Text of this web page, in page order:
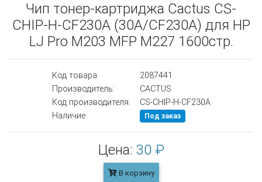
Чип тонер-картриджа Cactus CS-
CHIP-H-CF230A (30A/CF230A) для HP
LJ Pro M203 MFP M227 1600стр.
Код товара:
2087441
Производитель:
CACTUS
Код производителя:
CS-CHIP-H-CF230A
Наличие:
Под заказ
Цена: 30 ₽
В корзину